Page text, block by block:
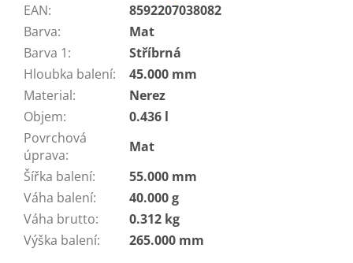
EAN:
8592207038082
Barva:
Mat
Barva 1:
Stříbrná
Hloubka balení:
45.000 mm
Material:
Nerez
Objem:
0.436 l
Povrchová
úprava:
Mat
Šířka balení:
55.000 mm
Váha balení:
40.000 g
Váha brutto:
0.312 kg
Výška balení: 265.000 mm